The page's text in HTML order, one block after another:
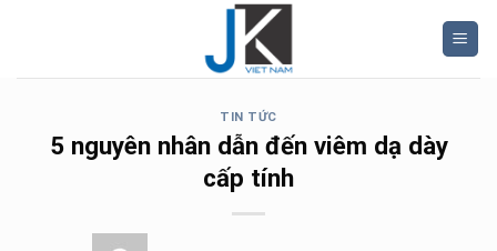
TIN TỨC
5 nguyên nhân dẫn đến viêm dạ dày
cấp tính